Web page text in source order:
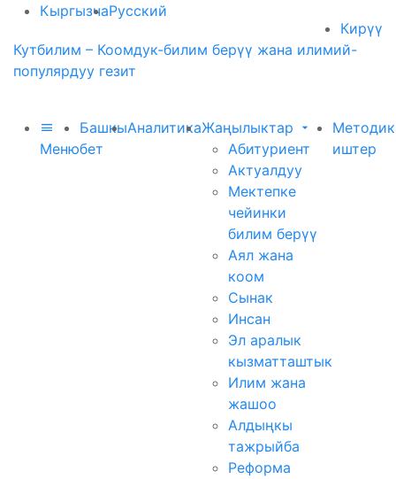
КыргызчаРусский
Кирүү
Кутбилим – Коомдук-билим берүү жана илимий-
популярдуу гезит
Меню
Башкы
бет
АналитикаЖаңылыктар
Абитуриент
Актуалдуу
Мектепке
чейинки
билим берүү
Аял жана
коом
Сынак
Инсан
Эл аралык
кызматташтык
Илим жана
жашоо
Алдыңкы
тажрыйба
Реформа
иштер